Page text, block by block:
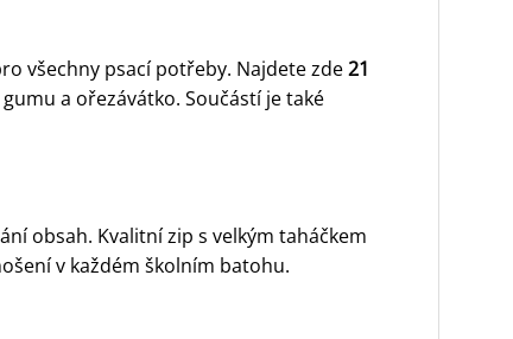
všechny psací potřeby. Najdete zde21
a ořezávátko. Součástí je také
obsah. Kvalitní zip s velkým taháčkem
v každém školním batohu.